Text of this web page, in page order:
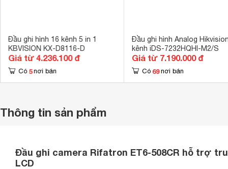
Đầu ghi hình 16 kênh 5 in 1
KBVISION KX-D8116-D
Giá từ 4.236.100 đ
Có 5 nơi bán
Đầu ghi hình Analog
kênh iDS-7232HQHI-M2/S
Giá từ 7.190.000 đ
Có 69 nơi bán
Thông tin sản phẩm
Đầu ghi camera Rifatron ET6-508CR hỗ trợ
LCD